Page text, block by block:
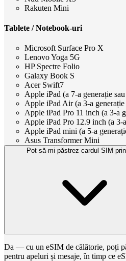
Rakuten Mini
Tablete / Notebook-uri
Microsoft Surface Pro X
Lenovo Yoga 5G
HP Spectre Folio
Galaxy Book S
Acer Swift7
Apple iPad (a 7-a generație
Apple iPad Air (a 3-a
Apple iPad Pro 11 inch (a 3-a
Apple iPad Pro 12.9 inch (a 3-
Apple iPad mini (a 5-a
Asus Transformer Mini
Pot să-mi păstrez cardul SIM
Da — cu un eSIM de călătorie, poți
pentru apeluri și mesaje, în timp ce